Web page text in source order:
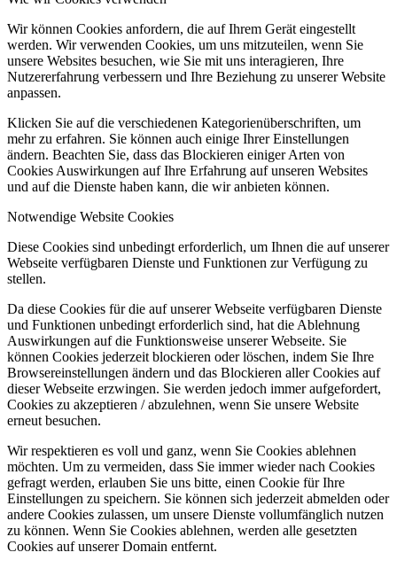
Wir können Cookies anfordern, die auf Ihrem Gerät eingestellt
werden. Wir verwenden Cookies, um uns mitzuteilen, wenn Sie
unsere Websites besuchen, wie Sie mit uns interagieren, Ihre
Nutzererfahrung verbessern und Ihre Beziehung zu unserer Website
anpassen.
Klicken Sie auf die verschiedenen Kategorienüberschriften, um
mehr zu erfahren. Sie können auch einige Ihrer Einstellungen
ändern. Beachten Sie, dass das Blockieren einiger Arten von
Cookies Auswirkungen auf Ihre Erfahrung auf unseren Websites
und auf die Dienste haben kann, die wir anbieten können.
Notwendige Website Cookies
Diese Cookies sind unbedingt erforderlich, um Ihnen die auf unserer
Webseite verfügbaren Dienste und Funktionen zur Verfügung zu
stellen.
Da diese Cookies für die auf unserer Webseite verfügbaren Dienste
und Funktionen unbedingt erforderlich sind, hat die Ablehnung
Auswirkungen auf die Funktionsweise unserer Webseite. Sie
können Cookies jederzeit blockieren oder löschen, indem Sie Ihre
Browsereinstellungen ändern und das Blockieren aller Cookies auf
dieser Webseite erzwingen. Sie werden jedoch immer aufgefordert,
Cookies zu akzeptieren / abzulehnen, wenn Sie unsere Website
erneut besuchen.
Wir respektieren es voll und ganz, wenn Sie Cookies ablehnen
möchten. Um zu vermeiden, dass Sie immer wieder nach Cookies
gefragt werden, erlauben Sie uns bitte, einen Cookie für Ihre
Einstellungen zu speichern. Sie können sich jederzeit abmelden oder
andere Cookies zulassen, um unsere Dienste vollumfänglich nutzen
zu können. Wenn Sie Cookies ablehnen, werden alle gesetzten
Cookies auf unserer Domain entfernt.